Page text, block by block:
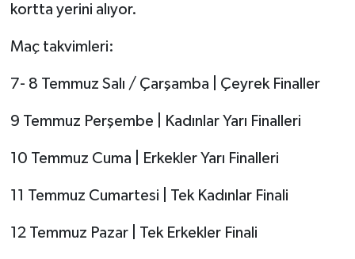
kortta yerini alıyor.
Maç takvimleri:
7- 8 Temmuz Salı / Çarşamba | Çeyrek Finaller
9 Temmuz Perşembe | Kadınlar Yarı Finalleri
10 Temmuz Cuma | Erkekler Yarı Finalleri
11 Temmuz Cumartesi | Tek Kadınlar Finali
12 Temmuz Pazar | Tek Erkekler Finali